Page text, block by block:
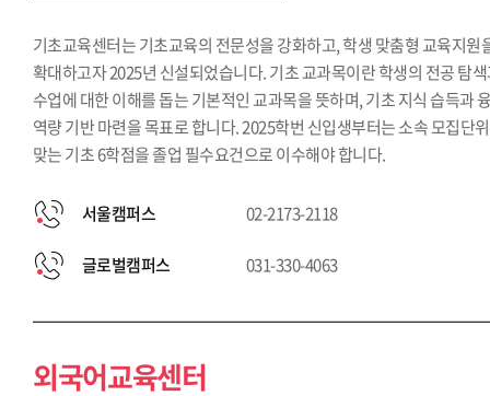
기초교육센터는 기초교육의 전문성을 강화하고, 학생 맞춤형 교육지원
확대하고자 2025년 신설되었습니다. 기초 교과목이란 학생의 전공 탐
수업에 대한 이해를 돕는 기본적인 교과목을 뜻하며, 기초 지식 습득과
역량 기반 마련을 목표로 합니다. 2025학번 신입생부터는 소속 모집단
맞는 기초 6학점을 졸업 필수요건으로 이수해야 합니다.
서울캠퍼스 02-2173-2118
글로벌캠퍼스 031-330-4063
외국어교육센터